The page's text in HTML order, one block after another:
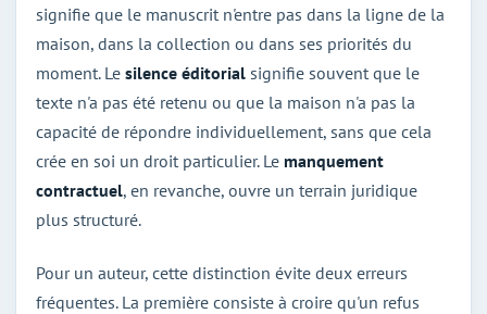
signifie que le manuscrit n'entre pas dans la ligne de la
maison, dans la collection ou dans ses priorités du
moment. Le silence éditorial signifie souvent que le
texte n'a pas été retenu ou que la maison n'a pas la
capacité de répondre individuellement, sans que cela
crée en soi un droit particulier. Le manquement
contractuel, en revanche, ouvre un terrain juridique
plus structuré.
Pour un auteur, cette distinction évite deux erreurs
fréquentes. La première consiste à croire qu'un refus